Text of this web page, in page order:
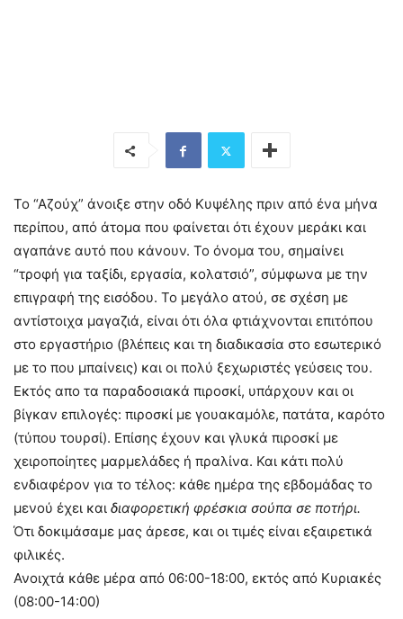
Το “Αζούχ” άνοιξε στην οδό Κυψέλης πριν από ένα μήνα
περίπου, από άτομα που φαίνεται ότι έχουν μεράκι και
αγαπάνε αυτό που κάνουν. Το όνομα του, σημαίνει
“τροφή για ταξίδι, εργασία, κολατσιό”, σύμφωνα με την
επιγραφή της εισόδου. Το μεγάλο ατού, σε σχέση με
αντίστοιχα μαγαζιά, είναι ότι όλα φτιάχνονται επιτόπου
στο εργαστήριο (βλέπεις και τη διαδικασία στο εσωτερικό
με το που μπαίνεις) και οι πολύ ξεχωριστές γεύσεις του.
Εκτός απο τα παραδοσιακά πιροσκί, υπάρχουν και οι
βίγκαν επιλογές: πιροσκί με γουακαμόλε, πατάτα, καρότο
(τύπου τουρσί). Επίσης έχουν και γλυκά πιροσκί με
χειροποίητες μαρμελάδες ή πραλίνα. Και κάτι πολύ
ενδιαφέρον για το τέλος: κάθε ημέρα της εβδομάδας το
μενού έχει και διαφορετική φρέσκια σούπα σε ποτήρι.
Ότι δοκιμάσαμε μας άρεσε, και οι τιμές είναι εξαιρετικά
φιλικές.
Ανοιχτά κάθε μέρα από 06:00-18:00, εκτός από Κυριακές
(08:00-14:00)